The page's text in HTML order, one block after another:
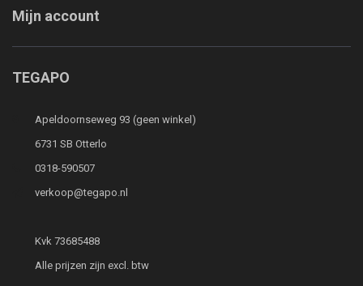
Mijn account
TEGAPO
Apeldoornseweg 93 (geen winkel)
6731 SB Otterlo
0318-590507
verkoop@tegapo.nl
Kvk 73685488
Alle prijzen zijn excl. btw